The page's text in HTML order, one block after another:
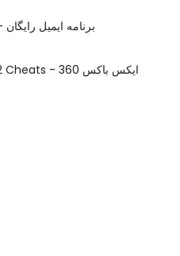
Sylpheed 3.1 - برنامه ایمیل رایگان
Left 4 Dead 2 Cheats - ایکس باکس 360